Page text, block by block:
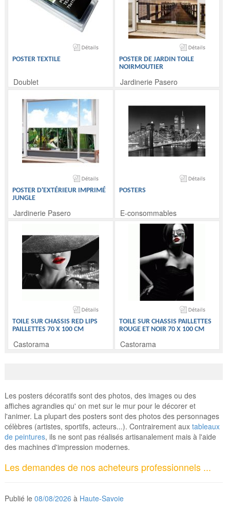
POSTER TEXTILE
Doublet
POSTER DE JARDIN TOILE
NOIRMOUTIER
Jardinerie Pasero
POSTER D'EXTÉRIEUR IMPRIMÉ
JUNGLE
Jardinerie Pasero
POSTERS
E-consommables
TOILE SUR CHASSIS RED LIPS
PAILLETTES 70 X 100 CM
Castorama
TOILE SUR CHASSIS PAILLETTES
ROUGE ET NOIR 70 X 100 CM
Castorama
Les posters décoratifs sont des photos, des images ou des
affiches agrandies qu' on met sur le mur pour le décorer et
l'animer. La plupart des posters sont des photos des personnages
célèbres (artistes, sportifs, acteurs...). Contrairement auxtableaux
de peintures, ils ne sont pas réalisés artisanalement mais à l'aide
des machines d'impression modernes.
Les demandes de nos acheteurs professionnels ...
Publié le08/08/2026 à Haute-Savoie